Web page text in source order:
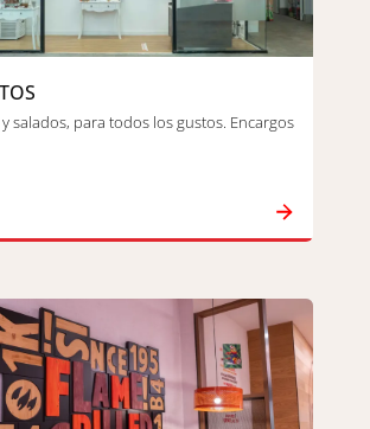
salados, para todos los gustos. Encargos